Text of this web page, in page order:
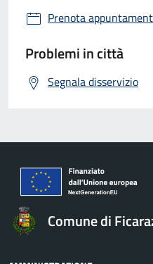
Prenota
Problemi in città
Segnala disservizio
Comune di